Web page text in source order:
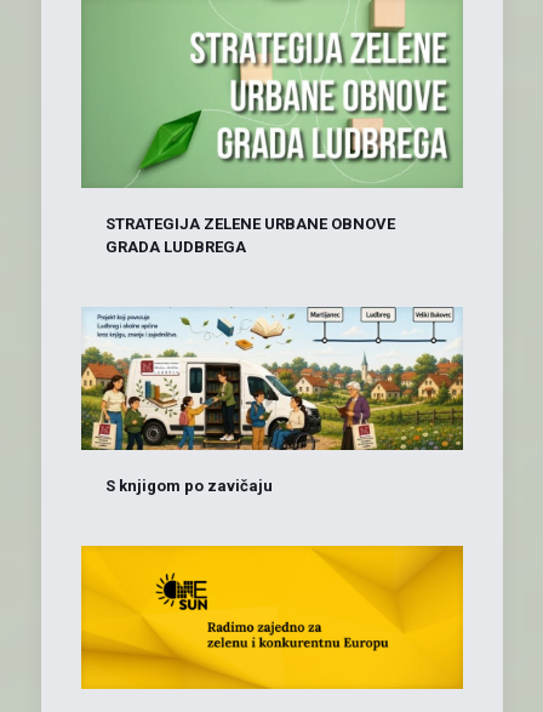
STRATEGIJA ZELENE URBANE OBNOVE
GRADA LUDBREGA
S knjigom po zavičaju